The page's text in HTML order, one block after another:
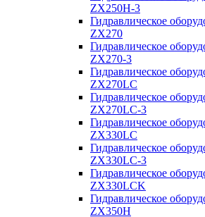
ZX250Н-3
Гидравлическое
ZX270
Гидравлическое
ZX270-3
Гидравлическое
ZX270LC
Гидравлическое
ZX270LC-3
Гидравлическое
ZX330LC
Гидравлическое
ZX330LC-3
Гидравлическое
ZX330LCK
Гидравлическое
ZX350H